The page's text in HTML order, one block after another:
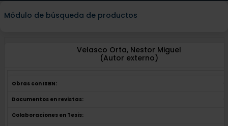
Módulo de búsqueda de productos
Velasco Orta, Nestor Miguel
(Autor externo)
Obras con ISBN:
Documentos en revistas:
Colaboraciones en Tesis: